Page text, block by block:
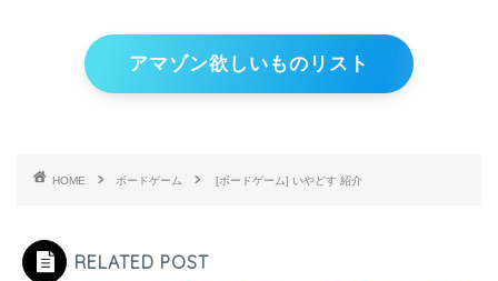
アマゾン欲しいものリスト
HOME ボードゲーム [ボードゲーム] いやどす 紹介
RELATED POST